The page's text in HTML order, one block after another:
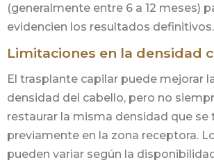
(generalmente entre 6 a 12 meses)
evidencien los resultados definitivos.
Limitaciones en la densidad
El trasplante capilar puede mejorar
densidad del cabello, pero no
restaurar la misma densidad que se
previamente en la zona receptora.
pueden variar según la